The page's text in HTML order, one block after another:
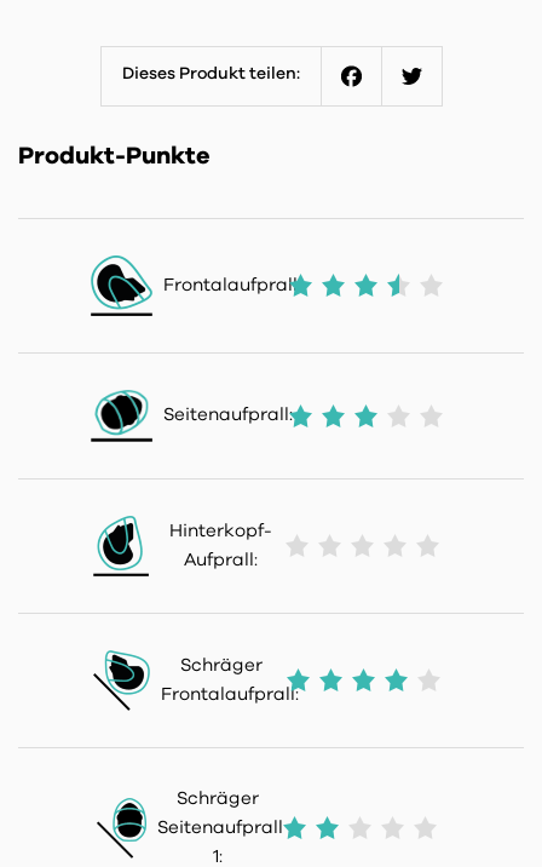
Dieses Produkt teilen:
Produkt-Punkte
Frontalaufprall:
Seitenaufprall:
Hinterkopf-
Aufprall:
Schräger
Frontalaufprall:
Schräger
Seitenaufprall
1: